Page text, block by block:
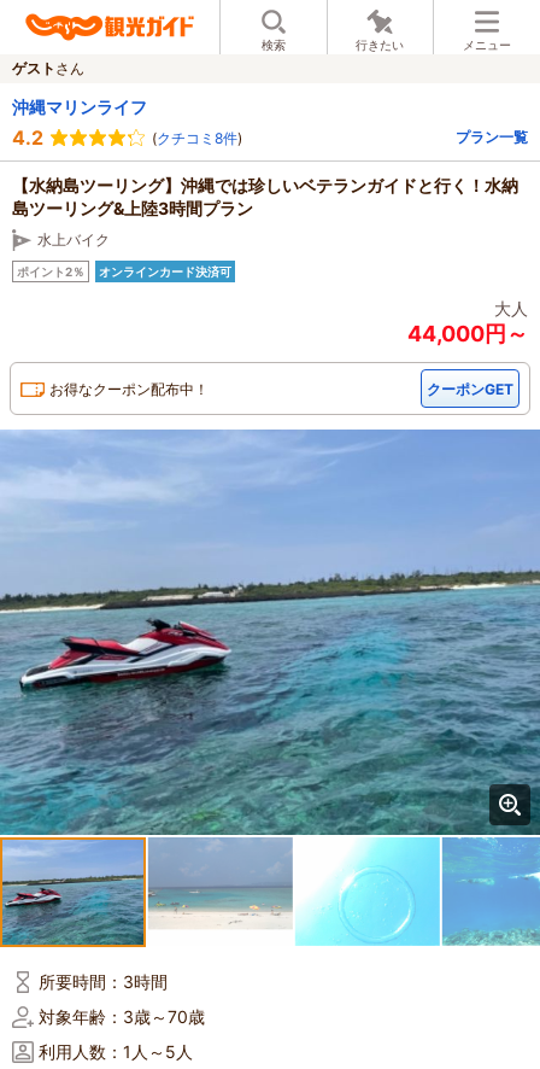
検索 行きたい メニュー
ゲスト さん
沖縄マリンライフ
4.2 (クチコミ8件) プラン一覧
【水納島ツーリング】沖縄では珍しいベテランガイドと行く！水納
島ツーリング&上陸3時間プラン
水上バイク
ポイント2％ オンラインカード決済可
大人
44,000円～
お得なクーポン配布中！ クーポンGET
所要時間： 3時間
対象年齢： 3歳～70歳
利用人数： 1人～5人